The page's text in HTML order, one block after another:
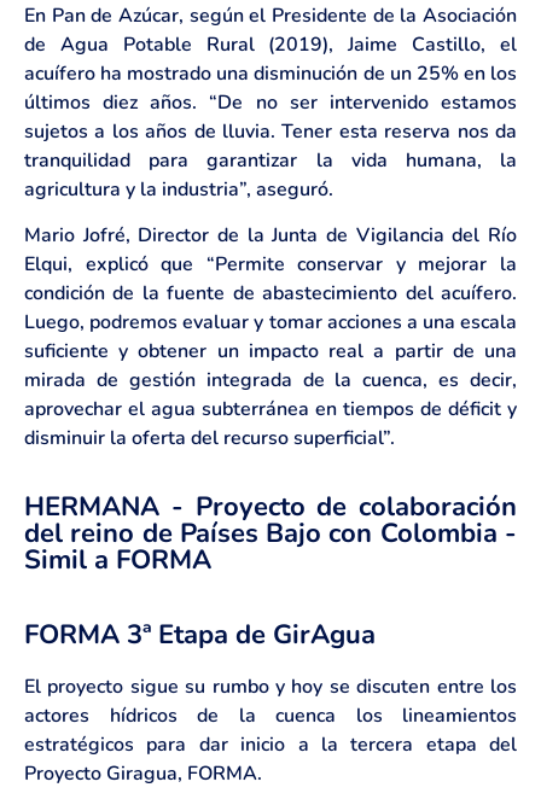
En Pan de Azúcar, según el Presidente de la Asociación
de Agua Potable Rural (2019), Jaime Castillo, el
acuífero ha mostrado una disminución de un 25% en los
últimos diez años. “De no ser intervenido estamos
sujetos a los años de lluvia. Tener esta reserva nos da
tranquilidad para garantizar la vida humana, la
agricultura y la industria”, aseguró.
Mario Jofré, Director de la Junta de Vigilancia del Río
Elqui, explicó que “Permite conservar y mejorar la
condición de la fuente de abastecimiento del acuífero.
Luego, podremos evaluar y tomar acciones a una escala
suficiente y obtener un impacto real a partir de una
mirada de gestión integrada de la cuenca, es decir,
aprovechar el agua subterránea en tiempos de déficit y
disminuir la oferta del recurso superficial”.
HERMANA - Proyecto de colaboración
del reino de Países Bajo con Colombia -
Simil a FORMA
FORMA 3ª Etapa de GirAgua
El proyecto sigue su rumbo y hoy se discuten entre los
actores hídricos de la cuenca los lineamientos
estratégicos para dar inicio a la tercera etapa del
Proyecto Giragua, FORMA.